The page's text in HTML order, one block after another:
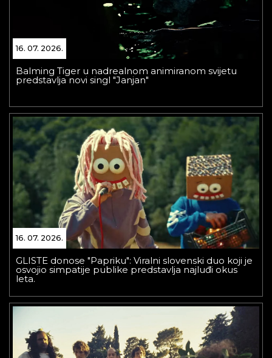
16. 07. 2026.
Balming Tiger u nadrealnom animiranom svijetu
predstavlja novi singl "Janjan"
16. 07. 2026.
GLISTE donose "Papriku": Viralni slovenski duo koji je
osvojio simpatije publike predstavlja najluđi okus
leta.